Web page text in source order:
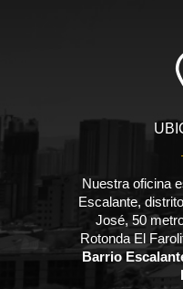
Nuestra oficina
Escalante,
José, 50
Rotonda El
Barrio